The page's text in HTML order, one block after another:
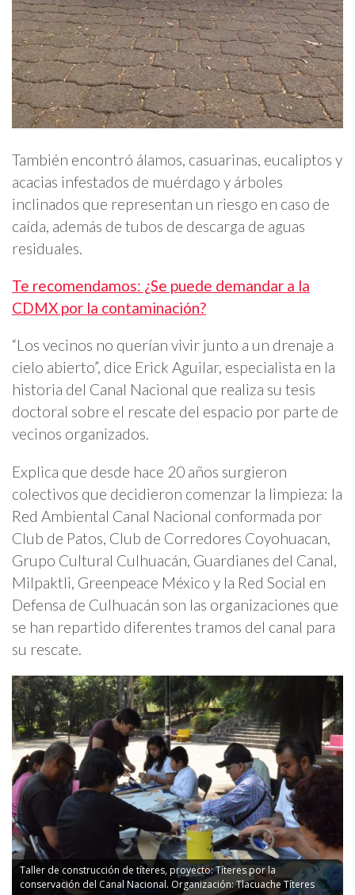
También encontró álamos, casuarinas, eucaliptos y
acacias infestados de muérdago y árboles
inclinados que representan un riesgo en caso de
caída, además de tubos de descarga de aguas
residuales.
Te recomendamos: ¿Se puede demandar a la
CDMX por la contaminación?
“Los vecinos no querían vivir junto a un drenaje a
cielo abierto”, dice Erick Aguilar, especialista en la
historia del Canal Nacional que realiza su tesis
doctoral sobre el rescate del espacio por parte de
vecinos organizados.
Explica que desde hace 20 años surgieron
colectivos que decidieron comenzar la limpieza: la
Red Ambiental Canal Nacional conformada por
Club de Patos, Club de Corredores Coyohuacan,
Grupo Cultural Culhuacán, Guardianes del Canal,
Milpaktli, Greenpeace México y la Red Social en
Defensa de Culhuacán son las organizaciones que
se han repartido diferentes tramos del canal para
su rescate.
Taller de construcción de títeres, proyecto: Títeres por la
conservación del Canal Nacional. Organización: Tlacuache Títeres